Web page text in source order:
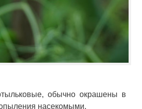
обычно окрашены в
насекомыми.